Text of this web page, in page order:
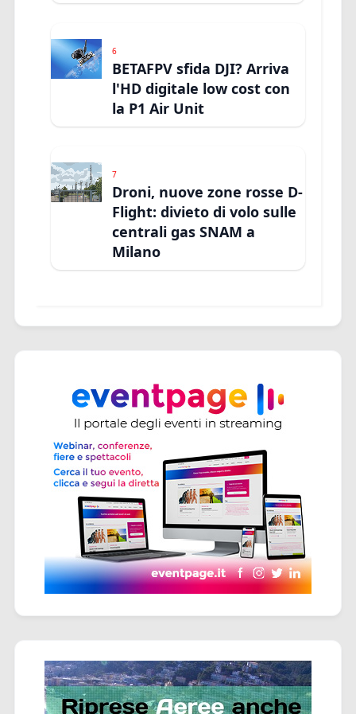
6
BETAFPV sfida DJI? Arriva
l'HD digitale low cost con
la P1 Air Unit
7
Droni, nuove zone rosse D-
Flight: divieto di volo sulle
centrali gas SNAM a
Milano